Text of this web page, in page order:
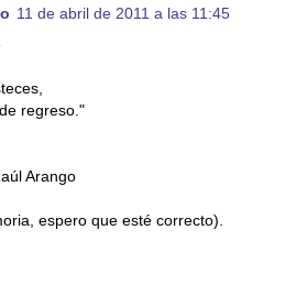
11 de abril de 2011 a las 11:45
regreso."
Arango
espero que esté correcto).